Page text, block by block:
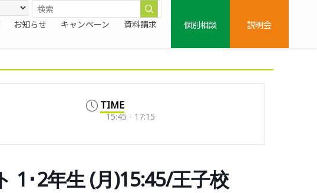
お知らせ キャンペーン 資料請求
個別相談
説明会
TIME
15:45 - 17:15
1･2年生 (月)15:45/王子校